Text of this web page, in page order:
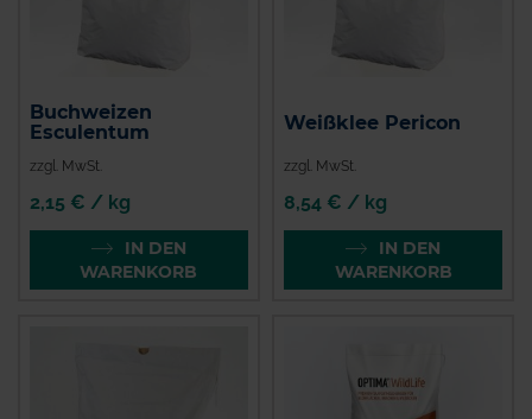
Buchweizen
Esculentum
zzgl. MwSt.
2,15 € / kg
IN DEN
WARENKORB
Weißklee Pericon
zzgl. MwSt.
8,54 € / kg
IN DEN
WARENKORB